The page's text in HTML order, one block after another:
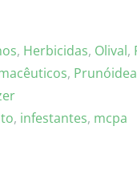
, Herbicidas, Olival,
,
, infestantes, mcpa